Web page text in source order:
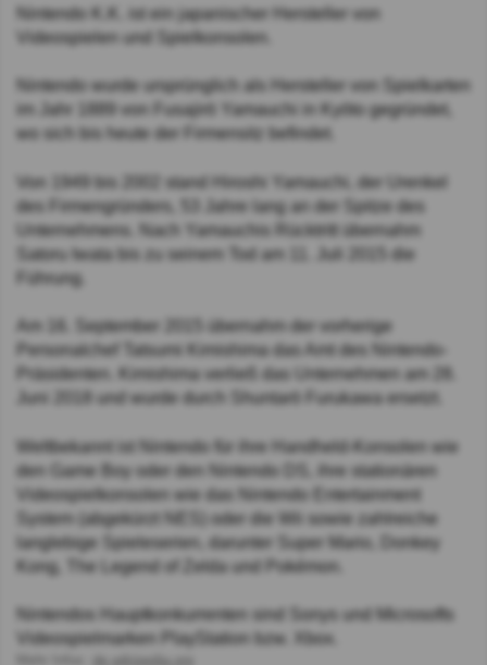
Nintendo K.K. ist ein japanischer Hersteller von
Videospielen und Spielkonsolen.
Nintendo wurde ursprünglich als Hersteller von Spielkarten
im Jahr 1889 von Fusajirō Yamauchi in Kyōto gegründet,
wo sich bis heute der Firmensitz befindet.
Von 1949 bis 2002 stand Hiroshi Yamauchi, der Urenkel
des Firmengründers, 53 Jahre lang an der Spitze des
Unternehmens. Nach Yamauchis Rücktritt übernahm
Satoru Iwata bis zu seinem Tod am 11. Juli 2015 die
Führung.
Am 16. September 2015 übernahm der vorherige
Personalchef Tatsumi Kimishima das Amt des Nintendo-
Präsidenten. Kimishima verließ das Unternehmen am 28.
Juni 2018 und wurde durch Shuntarō Furukawa ersetzt.
Weltbekannt ist Nintendo für ihre Handheld-Konsolen wie
den Game Boy oder den Nintendo DS, ihre stationären
Videospielkonsolen wie das Nintendo Entertainment
System (abgekürzt NES) oder die Wii sowie zahlreiche
langlebige Spieleserien, darunter Super Mario, Donkey
Kong, The Legend of Zelda und Pokémon.
Nintendos Hauptkonkurrenten sind Sonys und Microsofts
Videospielmarken PlayStation bzw. Xbox.